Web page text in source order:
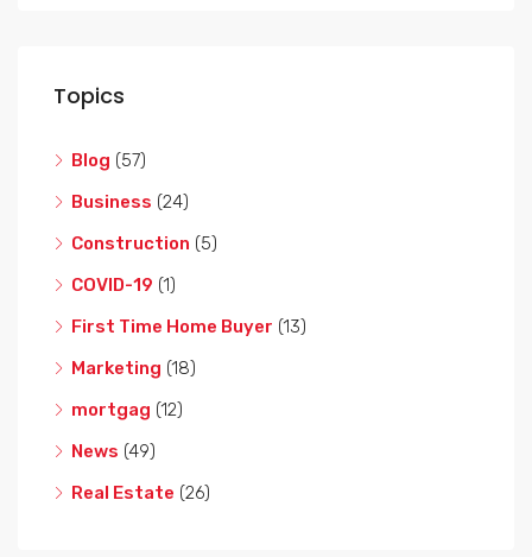
Topics
Blog (57)
Business (24)
Construction (5)
COVID-19 (1)
First Time Home Buyer (13)
Marketing (18)
mortgag (12)
News (49)
Real Estate (26)